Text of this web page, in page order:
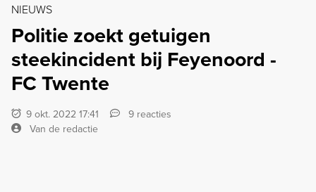
NIEUWS
Politie zoekt getuigen
steekincident bij Feyenoord -
FC Twente
9 okt. 2022 17:41
9 reacties
Van de redactie